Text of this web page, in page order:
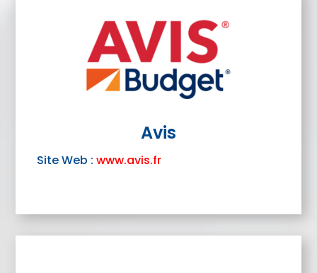
Avis
Site Web :www.avis.fr